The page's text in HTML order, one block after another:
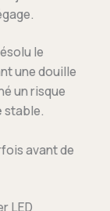
le
une douille
un risque
stable.
avant de
LED